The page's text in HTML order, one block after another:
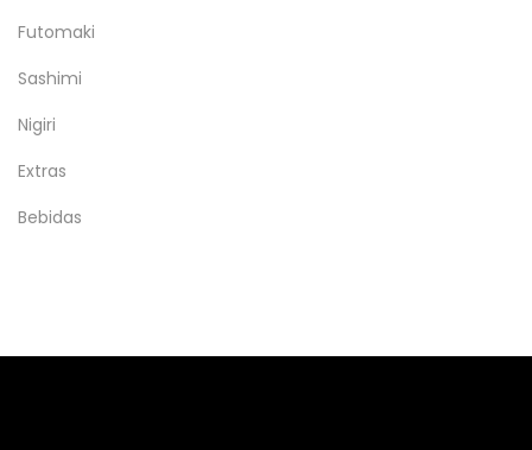
Futomaki
Sashimi
Nigiri
Extras
Bebidas